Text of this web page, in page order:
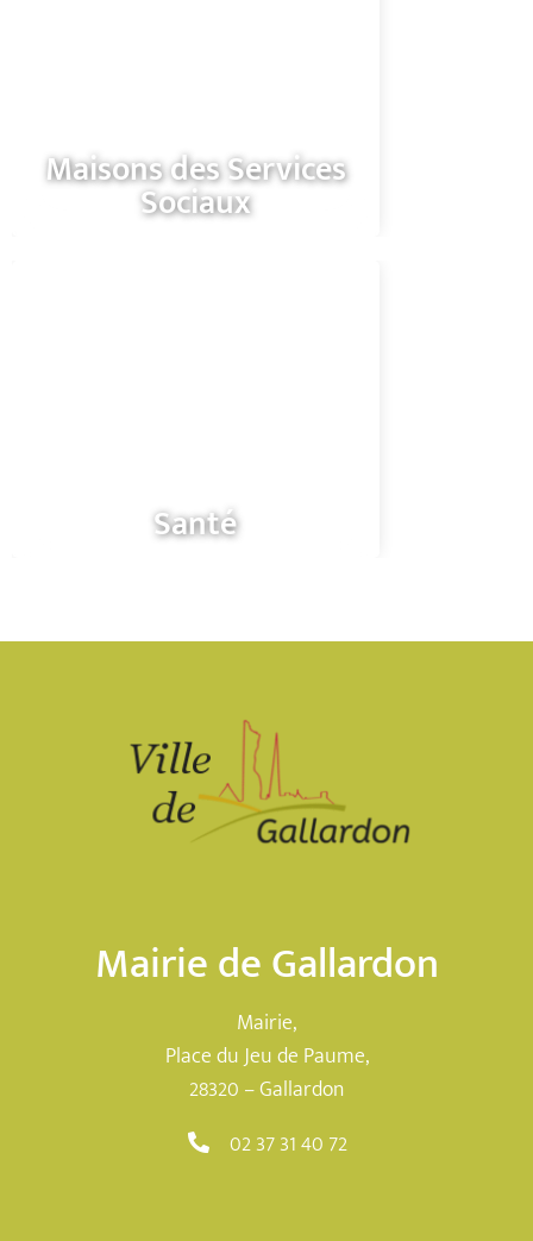
Maisons des Services
Sociaux
Santé
Mairie de Gallardon
Mairie,
Place du Jeu de Paume,
28320 – Gallardon
02 37 31 40 72